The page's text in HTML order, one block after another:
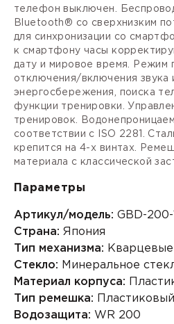
телефон выключен.
Bluetooth® со сверхнизким
для синхронизации со
к смартфону часы
дату и мировое время. Режим
отключения/включения звука
энергосбережения, поиска
функции тренировки.
тренировок.
соответствии с ISO 2281.
крепится на 4-х винтах.
материала с классической
Параметры
Артикул/модель: GBD-200-
Страна: Япония
Тип механизма: Кварцевые
Стекло: Минеральное
Материал корпуса:
Тип ремешка: Пластиковый
Водозащита: WR 200